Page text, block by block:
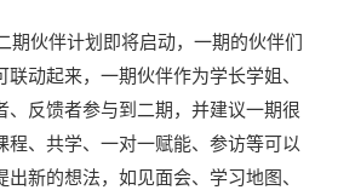
期伙伴计划即将启动，一期的伙伴们
动起来，一期伙伴作为学长学姐、
、反馈者参与到二期，并建议一期很
程、共学、一对一赋能、参访等可以
新的想法，如见面会、学习地图、